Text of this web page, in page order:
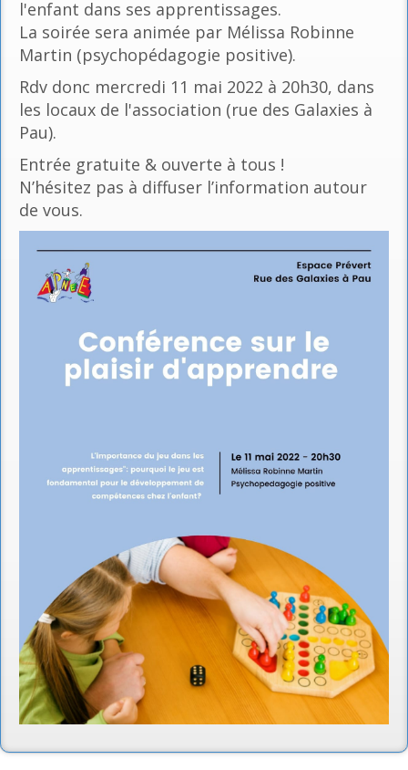
l'enfant dans ses apprentissages.
La soirée sera animée par Mélissa Robinne
Martin (psychopédagogie positive).
Rdv donc mercredi 11 mai 2022 à 20h30, dans
les locaux de l'association (rue des Galaxies à
Pau).
Entrée gratuite & ouverte à tous !
N’hésitez pas à diffuser l’information autour
de vous.